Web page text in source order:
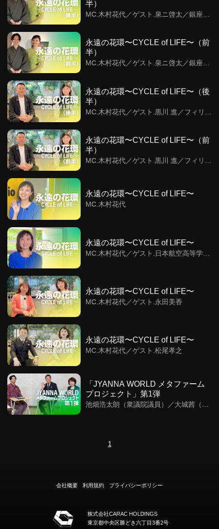
半）
MC.木村花代／ゲスト.泉ニ啓太／銀座も
永遠の花環〜CYCLE of LIFE〜（前
半）
MC.木村花代／ゲスト.泉ニ啓太／銀座も
永遠の花環〜CYCLE of LIFE〜（後
半）
MC.木村花代／ゲスト.黒川 進／フィリピ
永遠の花環〜CYCLE of LIFE〜（前
半）
MC.木村花代／ゲスト.黒川 進／フィリピ
永遠の花環〜CYCLE of LIFE〜
MC.木村花代
永遠の花環〜CYCLE of LIFE〜
MC.木村花代／ゲスト.日本航空高等学校
永遠の花環〜CYCLE of LIFE〜
MC.木村花代／ゲスト.永田美香
永遠の花環〜CYCLE of LIFE〜
MC.木村花代／ゲスト.松尾孝之
「JYANNA WORLD メタファーム
プロジェクト」第1弾
池畑浩太朗（衆議院議員）／大城茜（ハ
1
会社概要 利用規約 プライバシーポリシー
株式会社CARAC HOLDINGS
東京都中央区勝どき六丁目3番2号